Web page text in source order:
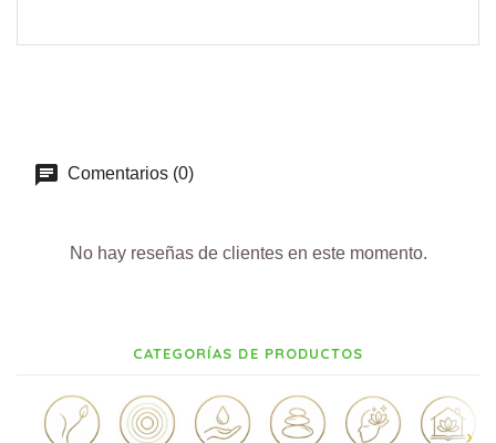
Comentarios (0)
No hay reseñas de clientes en este momento.
CATEGORÍAS DE PRODUCTOS